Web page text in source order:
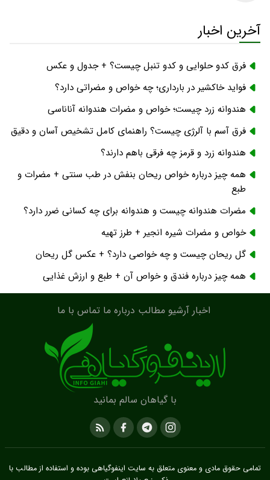
آخرین اخبار
فرق کدو حلوایی و کدو تنبل چیست؟ + جدول و عکس
فواید خاکشیر در بارداری؛ چه خواص و مضراتی دارد؟
هندوانه زرد چیست؛ خواص و مضرات هندوانه آناناسی
فرق آسم با آلرژی چیست؟ راهنمای کامل تشخیص آسان و دقیق
هندوانه زرد و قرمز چه فرقی باهم دارند؟
همه چیز درباره خواص ریحان بنفش در طب سنتی + مضرات و
طبع
مضرات هندوانه چیست و هندوانه برای چه کسانی ضرر دارد؟
خواص و مضرات شیره انجیر + طرز تهیه
گل ریحان چیست و چه خواصی دارد؟ + عکس گل ریحان
همه چیز درباره فندق و خواص آن + طبع و ارزش غذایی
اخبار آرشیو مطالب درباره ما تماس با ما
با گیاهان سالم بمانید
تمامی حقوق مادی و معنوی متعلق به سایت اینفوگیاهی بوده و استفاده از مطالب با